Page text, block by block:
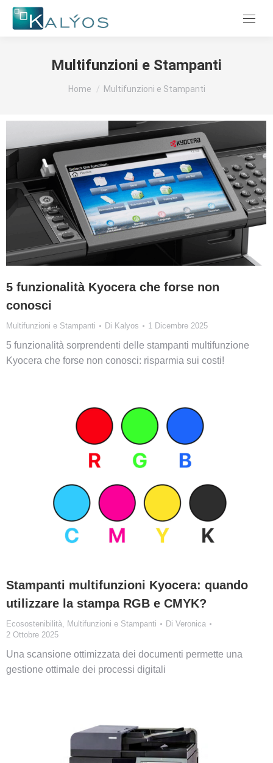
Multifunzioni e Stampanti
Tu sei qui:
Home Multifunzioni e Stampanti
5 funzionalità Kyocera che forse non
conosci
Multifunzioni e Stampanti Di Kalyos 1 Dicembre 2025
5 funzionalità sorprendenti delle stampanti multifunzione
Kyocera che forse non conosci: risparmia sui costi!
Stampanti multifunzioni Kyocera: quando
utilizzare la stampa RGB e CMYK?
Ecosostenibilità Multifunzioni e Stampanti Di Veronica
2 Ottobre 2025
Una scansione ottimizzata dei documenti permette una
gestione ottimale dei processi digitali